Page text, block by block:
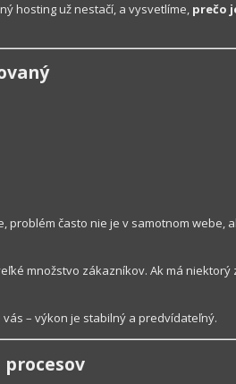
hosting už nestačí, a vysvetlíme, prečo
často nie je v samotnom webe,
množstvo zákazníkov. Ak má niektorý
– výkon je stabilný a predvídateľný.